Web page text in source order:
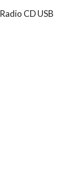
CD USB